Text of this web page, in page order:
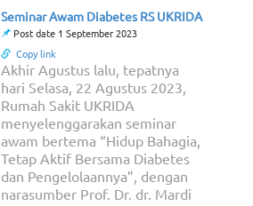
Seminar Awam Diabetes RS UKRIDA
Post date 1 September 2023
Copy link
Akhir Agustus lalu, tepatnya
hari Selasa, 22 Agustus 2023,
Rumah Sakit UKRIDA
menyelenggarakan seminar
awam bertema “Hidup Bahagia,
Tetap Aktif Bersama Diabetes
dan Pengelolaannya”, dengan
narasumber Prof. Dr. dr. Mardi